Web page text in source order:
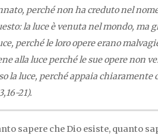
perché non ha creduto nel
la luce è venuta nel mondo, ma
perché le loro opere erano
alla luce perché le sue opere non
la luce, perché appaia chiaramente
21).
sapere che Dio esiste, quanto